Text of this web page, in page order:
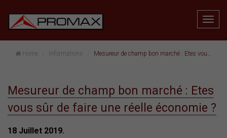
Home Informations Mesureur de champ bon marché : Etes vous sûr de faire une réelle économie ?
Mesureur de champ bon marché : Etes
vous sûr de faire une réelle économie ?
18 Juillet 2019.